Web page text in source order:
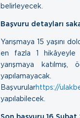
belirleyecek.
Başvuru detayları
Yarışmaya 15 yaşını
en fazla 1 hikâyeyle
yarışmaya
yapılamayacak.
Başvurularhttps://
yapılabilecek.